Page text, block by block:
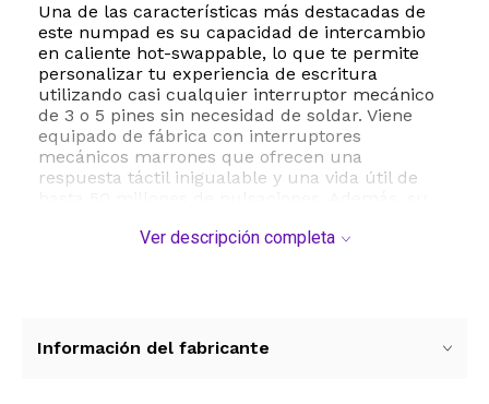
Una de las características más destacadas de
este numpad es su capacidad de intercambio
en caliente hot-swappable, lo que te permite
personalizar tu experiencia de escritura
utilizando casi cualquier interruptor mecánico
de 3 o 5 pines sin necesidad de soldar. Viene
equipado de fábrica con interruptores
mecánicos marrones que ofrecen una
respuesta táctil inigualable y una vida útil de
silenciador multicapa que incluye espumas de
Ver descripción completa
Información del fabricante